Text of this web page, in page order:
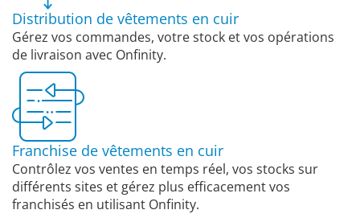
Distribution de vêtements en cuir
Gérez vos commandes, votre stock et vos opérations
de livraison avec Onfinity.
Franchise de vêtements en cuir
Contrôlez vos ventes en temps réel, vos stocks sur
différents sites et gérez plus efficacement vos
franchisés en utilisant Onfinity.